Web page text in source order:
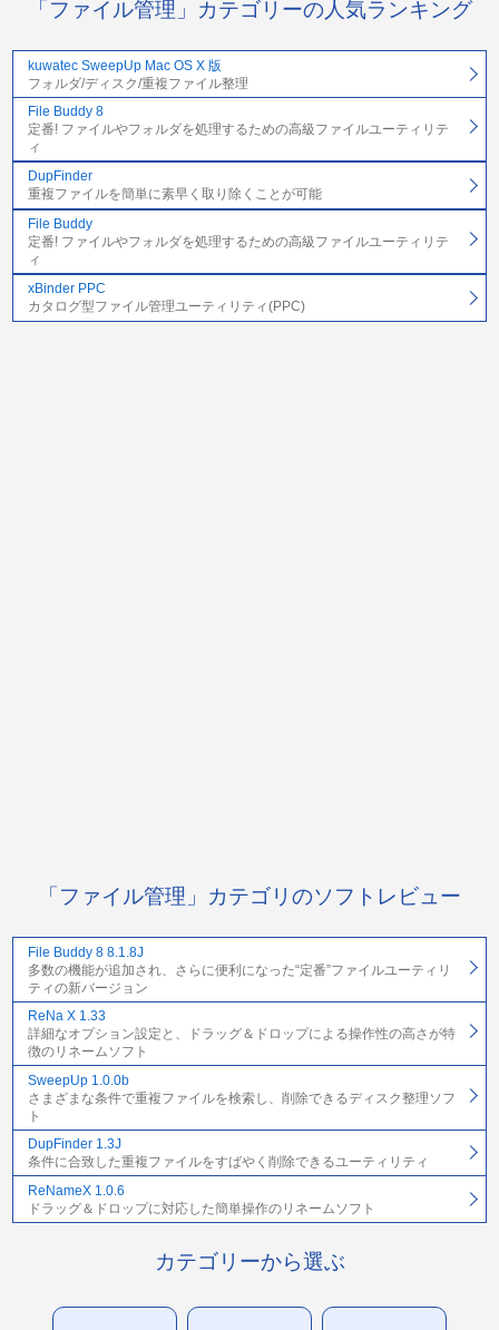
「ファイル管理」カテゴリーの人気ランキング
kuwatec SweepUp Mac OS X 版
フォルダ/ディスク/重複ファイル整理
File Buddy 8
定番! ファイルやフォルダを処理するための高級ファイルユーティリテ
ィ
DupFinder
重複ファイルを簡単に素早く取り除くことが可能
File Buddy
定番! ファイルやフォルダを処理するための高級ファイルユーティリテ
ィ
xBinder PPC
カタログ型ファイル管理ユーティリティ(PPC)
「ファイル管理」カテゴリのソフトレビュー
File Buddy 8 8.1.8J
多数の機能が追加され、さらに便利になった“定番”ファイルユーティリ
ティの新バージョン
ReNa X 1.33
詳細なオプション設定と、ドラッグ＆ドロップによる操作性の高さが特
徴のリネームソフト
SweepUp 1.0.0b
さまざまな条件で重複ファイルを検索し、削除できるディスク整理ソフ
ト
DupFinder 1.3J
条件に合致した重複ファイルをすばやく削除できるユーティリティ
ReNameX 1.0.6
ドラッグ＆ドロップに対応した簡単操作のリネームソフト
カテゴリーから選ぶ